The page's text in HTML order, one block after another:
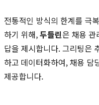
전통적인 방식의 한계를 극
하기 위해,두들린은 채용 관
답을 제시합니다. 그리팅은
하고 데이터화하여, 채용 담
제공합니다.